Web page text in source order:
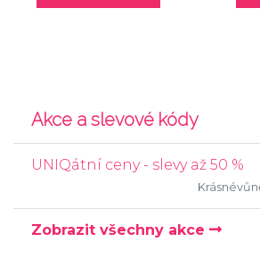
Akce a slevové kódy
UNIQátní ceny - slevy až 50 %
Zobrazit všechny akce